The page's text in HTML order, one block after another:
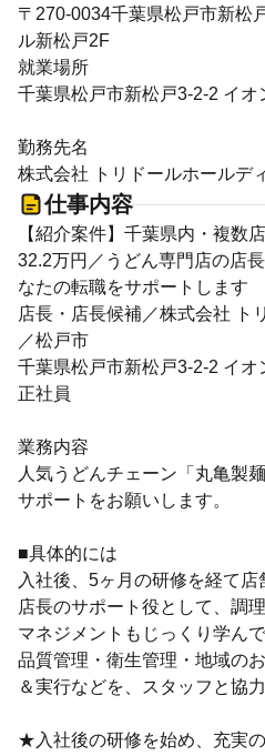
〒270-0034千葉県松戸市新松
ル新松戸2F
就業場所
千葉県松戸市新松戸3-2-2 イ
勤務先名
株式会社 トリドールホールデ
仕事内容
【紹介案件】千葉県内・複数
32.2万円／うどん専門店の店
なたの転職をサポートします
店長・店長候補／株式会社 ト
／松戸市
千葉県松戸市新松戸3-2-2 イ
正社員
業務内容
人気うどんチェーン「丸亀製
サポートをお願いします。
■具体的には
入社後、5ヶ月の研修を経て店
店長のサポート役として、調
マネジメントもじっくり学ん
品質管理・衛生管理・地域の
＆実行などを、スタッフと協
★入社後の研修を始め、充実